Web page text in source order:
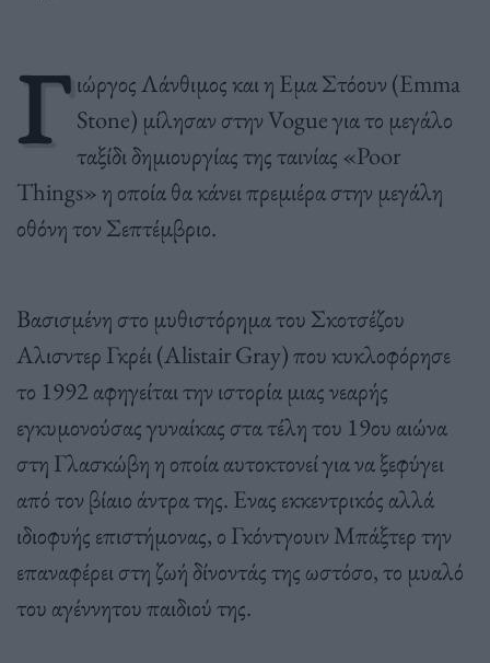
Γ ιώργος Λάνθιμος και η Εμα Στόουν (Emma
Stone) μίλησαν στην Vogue για το μεγάλο
ταξίδι δημιουργίας της ταινίας «Poor
Things» η οποία θα κάνει πρεμιέρα στην μεγάλη
οθόνη τον Σεπτέμβριο.
Βασισμένη στο μυθιστόρημα του Σκοτσέζου
Αλισντερ Γκρέι (Alistair Gray) που κυκλοφόρησε
το 1992 αφηγείται την ιστορία μιας νεαρής
εγκυμονούσας γυναίκας στα τέλη του 19ου αιώνα
στη Γλασκώβη η οποία αυτοκτονεί για να ξεφύγει
από τον βίαιο άντρα της. Ενας εκκεντρικός αλλά
ιδιοφυής επιστήμονας, ο Γκόντγουιν Μπάξτερ την
επαναφέρει στη ζωή δίνοντάς της ωστόσο, το μυαλό
του αγέννητου παιδιού της.